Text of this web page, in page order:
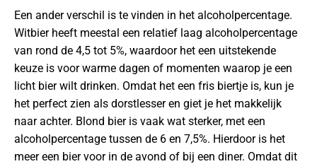
Een ander verschil is te vinden in het alcoholpercentage.
Witbier heeft meestal een relatief laag alcoholpercentage
van rond de 4,5 tot 5%, waardoor het een uitstekende
keuze is voor warme dagen of momenten waarop je een
licht bier wilt drinken. Omdat het een fris biertje is, kun je
het perfect zien als dorstlesser en giet je het makkelijk
naar achter. Blond bier is vaak wat sterker, met een
alcoholpercentage tussen de 6 en 7,5%. Hierdoor is het
meer een bier voor in de avond of bij een diner. Omdat dit